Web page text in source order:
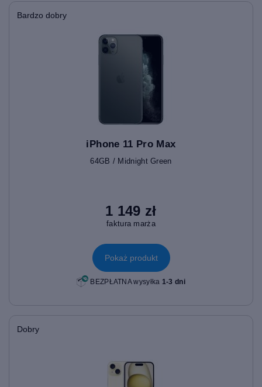
Bardzo dobry
iPhone 11 Pro Max
64GB / Midnight Green
1 149 zł
faktura marża
Pokaż produkt
BEZPŁATNA wysyłka 1-3 dni
Dobry